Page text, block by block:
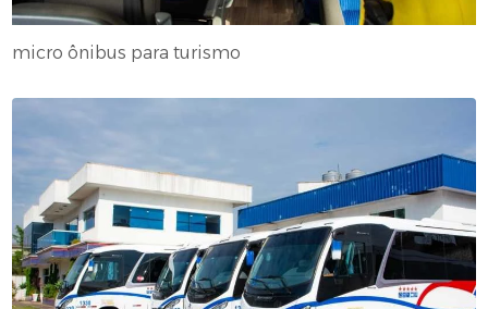
micro ônibus para turismo